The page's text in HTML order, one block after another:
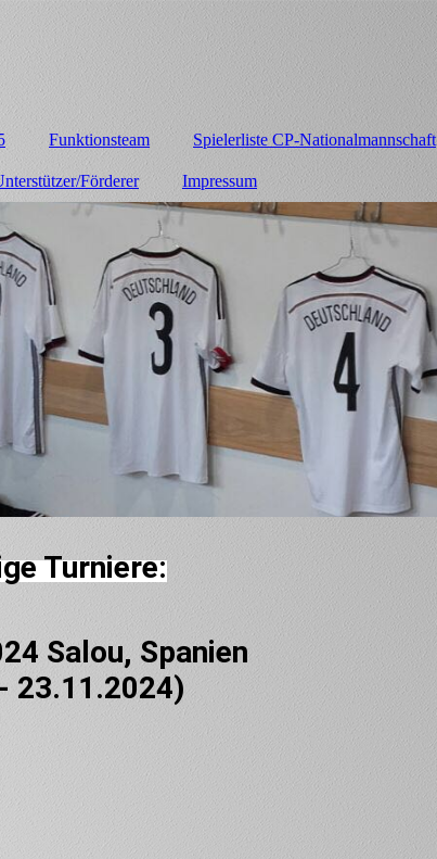
Funktionsteam Spielerliste CP-Nationalmannschaft
Förderer Impressum
Turniere:
Salou, Spanien
23.11.2024)